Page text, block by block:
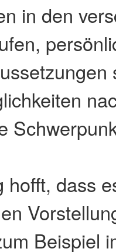
in den
hofft, dass
Beispiel